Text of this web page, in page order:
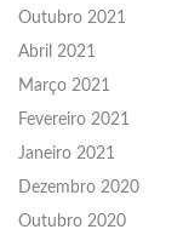
Outubro 2021
Abril 2021
Março 2021
Fevereiro 2021
Janeiro 2021
Dezembro 2020
Outubro 2020